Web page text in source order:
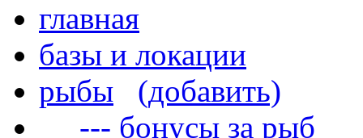
главная
базы и локации
рыбы
(добавить)
--- бонусы за рыб